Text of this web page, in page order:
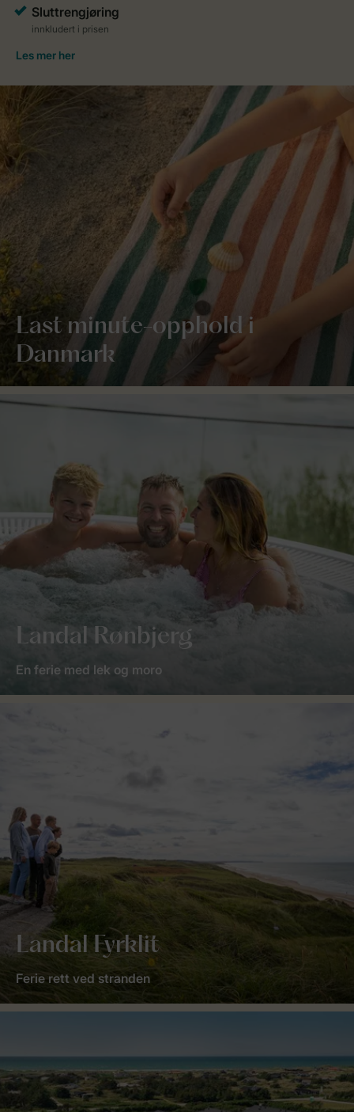
Last minute-opphold i
Danmark
Landal Rønbjerg
En ferie med lek og moro
Landal Fyrklit
Ferie rett ved stranden